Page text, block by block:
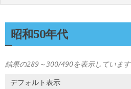
昭和50年代
結果の289～300/490を表示しています